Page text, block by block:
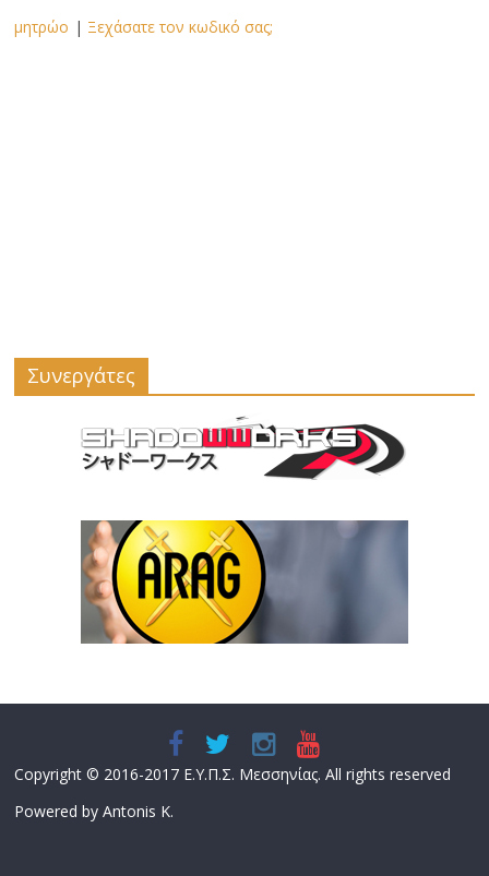
μητρώο | Ξεχάσατε τον κωδικό σας;
Συνεργάτες
Copyright © 2016-2017 Ε.Υ.Π.Σ. Μεσσηνίας. All rights reserved
Powered by Antonis K.